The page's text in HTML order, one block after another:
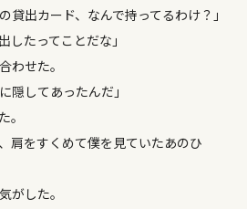
貸出カード、なんで持ってるわけ？」
したってことだな」
わせた。
隠してあったんだ」
。
肩をすくめて僕を見ていたあのひ
がした。